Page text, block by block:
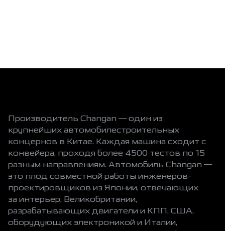
Производитель Changan — один из
крупнейших автомобилестроительных
концернов в Китае. Каждая машина сходит с
конвейера, проходя более 4500 тестов по 15
разным направлениям. Автомобиль Changan —
это плод совместной работы инженеров-
проектировщиков из Японии, отвечающих
за интерьер, Великобритании,
разрабатывающих двигатели и КПП, США,
оборудующих электроникой и Италии,